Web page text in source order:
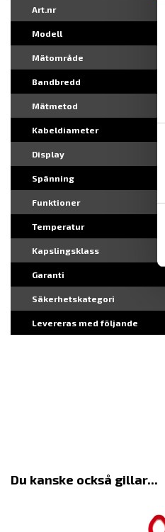
Art.nr
Modell
Mätområde
Bandbredd
Mätmetod
Kabeldiameter
Display
Spänning
Funktioner
Temperatur
Kapslingsklass
Garanti
Säkerhetskategori
Levereras med följande
Du kanske också gillar...